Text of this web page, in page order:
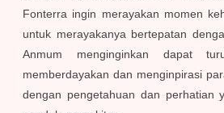
Fonterra ingin merayakan momen
untuk merayakanya bertepatan
Anmum menginginkan dapat
memberdayakan dan menginpirasi
dengan pengetahuan dan perhatian